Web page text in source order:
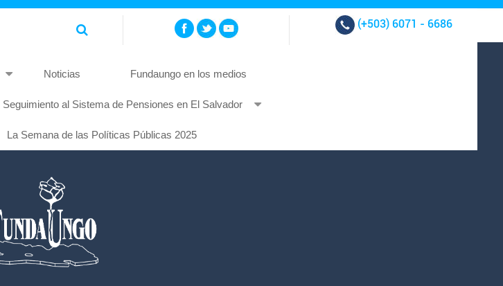
(+503) 6071 - 6686
Noticias Fundaungo en los medios
Seguimiento al Sistema de Pensiones en El Salvador
La Semana de las Políticas Públicas 2025